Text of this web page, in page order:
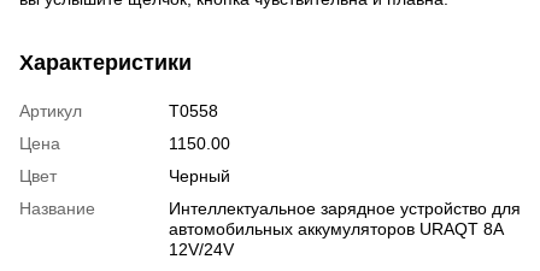
Характеристики
Артикул
T0558
Цена
1150.00
Цвет
Черный
Название
Интеллектуальное зарядное устройство для
автомобильных аккумуляторов URAQT 8A
12V/24V